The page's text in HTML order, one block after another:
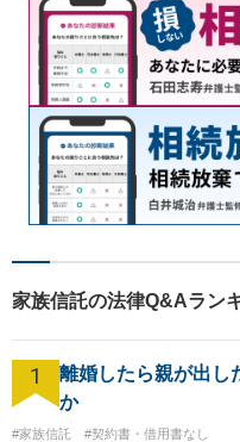
家族信託の法律Q&Aラン
1
離婚したら親が出し
か
#家族信託 #契約書・借用書なし